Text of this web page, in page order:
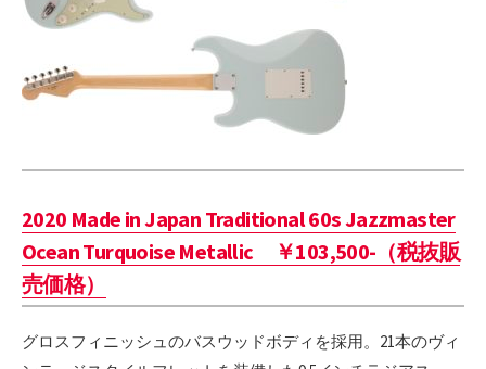
2020 Made in Japan Traditional 60s Jazzmaster
Ocean Turquoise Metallic ￥103,500-（税抜販
売価格）
グロスフィニッシュのバスウッドボディを採用。21本のヴィ